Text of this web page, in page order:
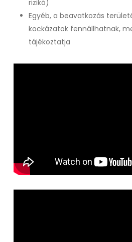
rizikó)
Egyéb, a beavatkozás
kockázatok fennállhatnak,
tájékoztatja